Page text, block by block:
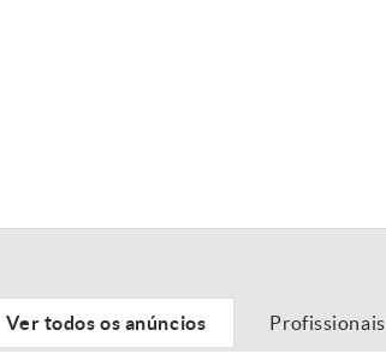
Ver todos os anúncios Profissionais